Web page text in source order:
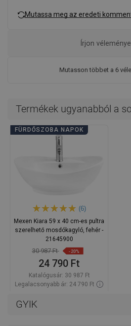
GYIK
Mutassa meg az eredeti
Mutasson többet a 6
Írjon
Termékek ugyanabból a
FÜRDŐSZOBA NAPOK
(6)
Mexen Kiara 59 x 40 cm-es pultra
szerelhető mosdókagyló, fehér -
21645900
30 987 Ft -20%
24 790 Ft
Katalógusár: 30 987 Ft
Legalacsonyabb ár: 24 790 Ft